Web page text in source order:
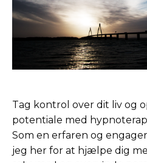
Tag kontrol over dit liv og
potentiale med
Som en erfaren og
jeg her for at hjælpe dig